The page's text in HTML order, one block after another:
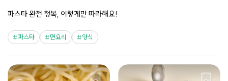
파스타 완전 정복, 이렇게만 따라해요!
파스타 면요리 양식